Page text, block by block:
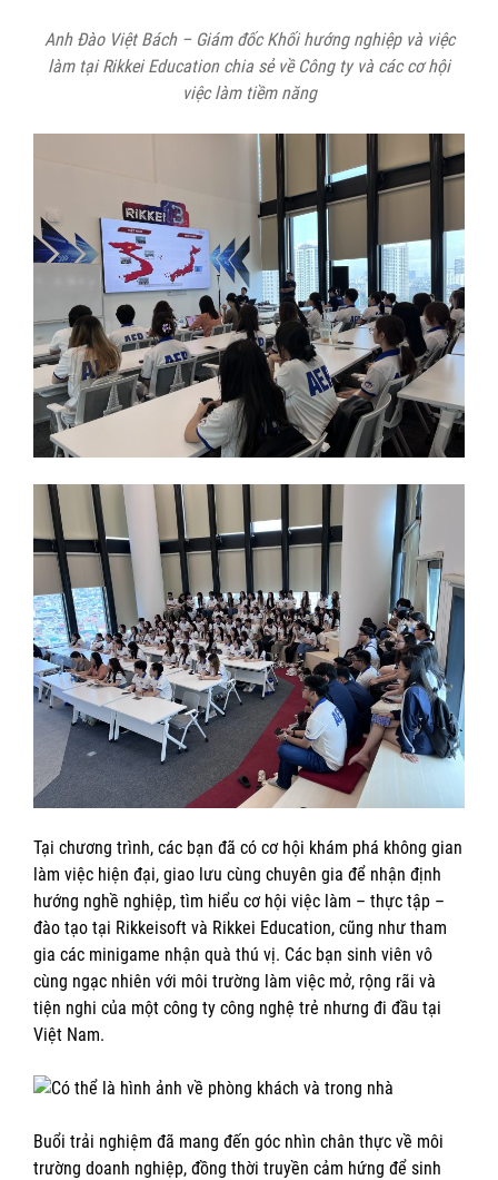
Anh Đào Việt Bách – Giám đốc Khối hướng nghiệp và việc
làm tại Rikkei Education chia sẻ về Công ty và các cơ hội
việc làm tiềm năng
Tại chương trình, các bạn đã có cơ hội khám phá không gian
làm việc hiện đại, giao lưu cùng chuyên gia để nhận định
hướng nghề nghiệp, tìm hiểu cơ hội việc làm – thực tập –
đào tạo tại Rikkeisoft và Rikkei Education, cũng như tham
gia các minigame nhận quà thú vị. Các bạn sinh viên vô
cùng ngạc nhiên với môi trường làm việc mở, rộng rãi và
tiện nghi của một công ty công nghệ trẻ nhưng đi đầu tại
Việt Nam.
Buổi trải nghiệm đã mang đến góc nhìn chân thực về môi
trường doanh nghiệp, đồng thời truyền cảm hứng để sinh